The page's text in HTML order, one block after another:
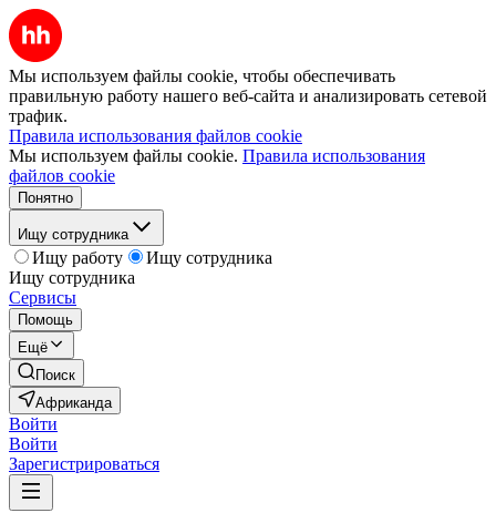
Мы используем файлы cookie, чтобы обеспечивать
правильную работу нашего веб-сайта и анализировать сетевой
трафик.
Правила использования файлов cookie
Мы используем файлы cookie. Правила использования
файлов cookie
Понятно
Ищу сотрудника
Ищу работу
Ищу сотрудника
Ищу сотрудника
Сервисы
Помощь
Ещё
Поиск
Африканда
Войти
Войти
Зарегистрироваться